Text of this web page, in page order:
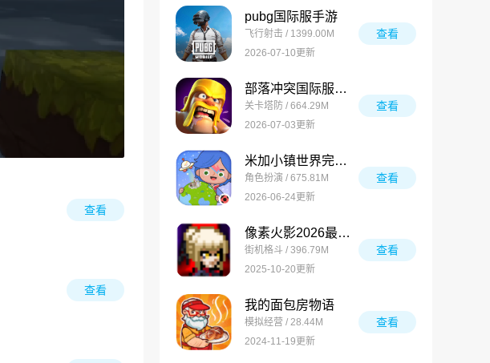
查看
查看
pubg国际服手游
飞行射击 / 1399.00M
2026-07-10更新
查看
部落冲突国际服最新版
关卡塔防 / 664.29M
2026-07-03更新
查看
米加小镇世界完整版
角色扮演 / 675.81M
2026-06-24更新
查看
像素火影2026最新版
街机格斗 / 396.79M
2025-10-20更新
查看
我的面包房物语
模拟经营 / 28.44M
2024-11-19更新
查看